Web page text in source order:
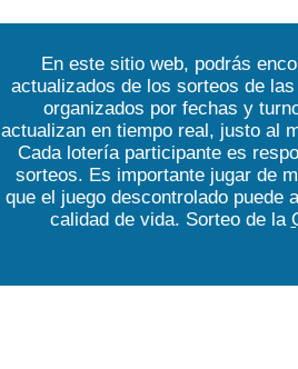
En este sitio web, podrás
actualizados de los sorteos de
organizados por fechas y
actualizan en tiempo real, justo al
Cada lotería participante es
sorteos. Es importante jugar de
que el juego descontrolado puede
calidad de vida. Sorteo de la